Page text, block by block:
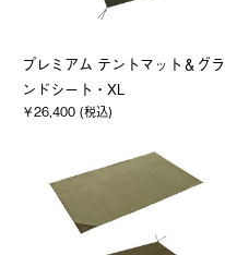
プレミアム テントマット＆グラ
ンドシート・XL
￥26,400 (税込)